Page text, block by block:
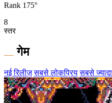
Rank 175°
8
स्तर
गेम
नई रिलीज़ सबसे लोकप्रिय सबसे